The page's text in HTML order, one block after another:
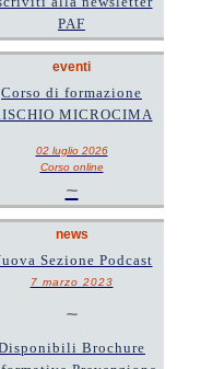
PAF
eventi
Corso di formazione
MICROCIMA
02 luglio 2026
Corso online
~
news
Sezione Podcast
7 marzo 2023
~
Brochure